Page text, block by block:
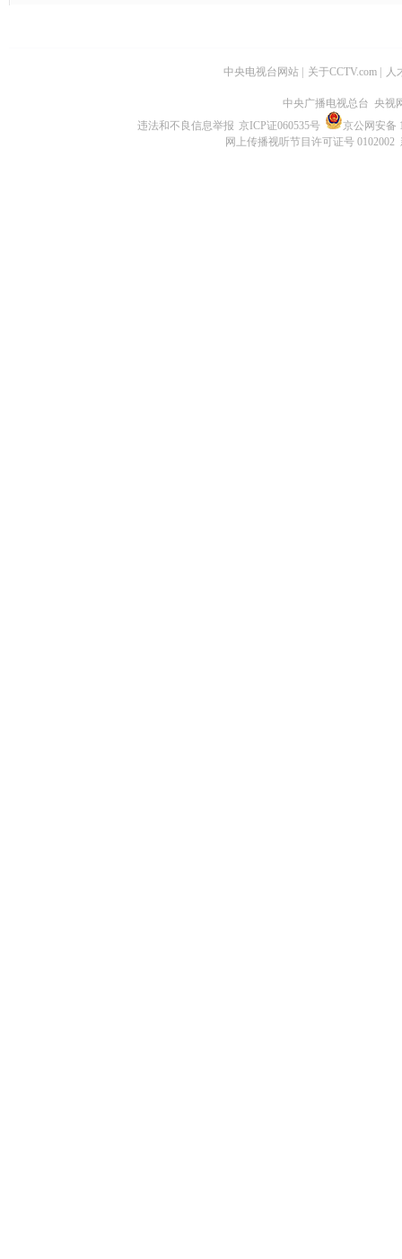
中央电视台网站 关于CCTV.com 人
中央广播电视总台 央视
违法和不良信息举报 京ICP证060535号
京公网安备
网上传播视听节目许可证号 0102002